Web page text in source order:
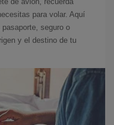
para volar. Aquí
seguro o
y el destino de tu